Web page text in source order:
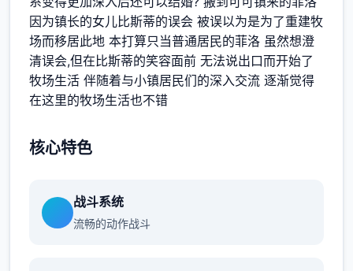
因为镇长的女儿比斯蒂的误会 被误以为是为了重建牧
场而移居此地 本打算只当普通居民的菲洛 虽然想澄
清误会,但在比斯蒂的笑容面前 无法说出口而开始了
牧场生活 伴随着与小镇居民们的深入交流 逐渐觉得
在这里的牧场生活也不错
核心特色
战斗系统
流畅的动作战斗